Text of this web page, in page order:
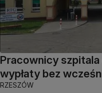
Pracownicy
wypłaty bez
RZESZÓW